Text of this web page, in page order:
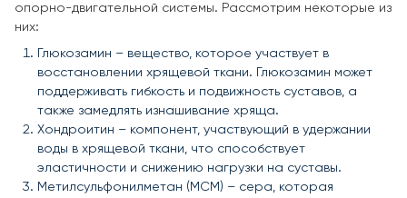
опорно-двигательной системы. Рассмотрим некоторые из
них:
Глюкозамин – вещество, которое участвует в
восстановлении хрящевой ткани. Глюкозамин может
поддерживать гибкость и подвижность суставов, а
также замедлять изнашивание хряща.
Хондроитин – компонент, участвующий в удержании
воды в хрящевой ткани, что способствует
эластичности и снижению нагрузки на суставы.
Метилсульфонилметан (МСМ) – сера, которая